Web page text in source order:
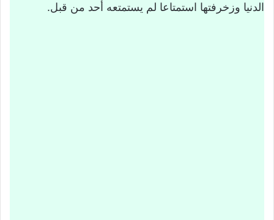
الدنيا وزخرفتها استمتاعا لم يستمتعه أحد من قبل.